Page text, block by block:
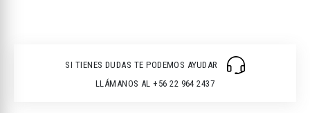
SI TIENES DUDAS TE PODEMOS AYUDAR
LLÁMANOS AL +56 22 964 2437